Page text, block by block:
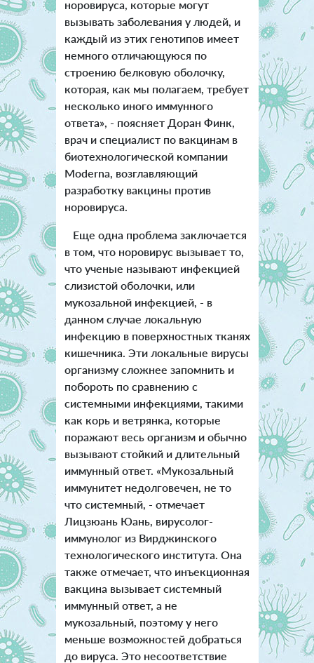
норовируса, которые могут
вызывать заболевания у людей, и
каждый из этих генотипов имеет
немного отличающуюся по
строению белковую оболочку,
которая, как мы полагаем, требует
несколько иного иммунного
ответа», - поясняет Доран Финк,
врач и специалист по вакцинам в
биотехнологической компании
Moderna, возглавляющий
разработку вакцины против
норовируса.
Еще одна проблема заключается
в том, что норовирус вызывает то,
что ученые называют инфекцией
слизистой оболочки, или
мукозальной инфекцией, - в
данном случае локальную
инфекцию в поверхностных тканях
кишечника. Эти локальные вирусы
организму сложнее запомнить и
побороть по сравнению с
системными инфекциями, такими
как корь и ветрянка, которые
поражают весь организм и обычно
вызывают стойкий и длительный
иммунный ответ. «Мукозальный
иммунитет недолговечен, не то
что системный, - отмечает
Лицзюань Юань, вирусолог-
иммунолог из Вирджинского
технологического института. Она
также отмечает, что инъекционная
вакцина вызывает системный
иммунный ответ, а не
мукозальный, поэтому у него
меньше возможностей добраться
до вируса. Это несоответствие